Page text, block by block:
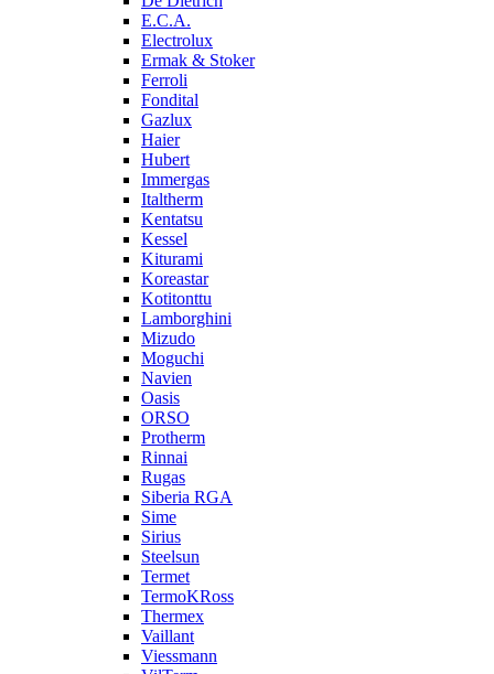
E.C.A.
Electrolux
Ermak & Stoker
Ferroli
Fondital
Gazlux
Haier
Hubert
Immergas
Italtherm
Kentatsu
Kessel
Kiturami
Koreastar
Kotitonttu
Lamborghini
Mizudo
Moguchi
Navien
Oasis
ORSO
Protherm
Rinnai
Rugas
Siberia RGA
Sime
Sirius
Steelsun
Termet
TermoKRoss
Thermex
Vaillant
Viessmann